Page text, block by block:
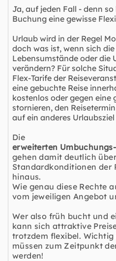
Ja, auf jeden Fall - denn
Buchung eine gewisse
Urlaub wird in der Regel
doch was ist, wenn sich
Lebensumstände oder die
verändern? Für solche
Flex-Tarife der
eine gebuchte Reise
kostenlos oder gegen eine
stornieren, den
auf ein anderes
Die
erweiterten
gehen damit deutlich
Standardkonditionen der
hinaus.
Wie genau diese Rechte
vom jeweiligen Angebot
Wer also früh bucht und
kann sich attraktive
trotzdem flexibel. Wichtig
müssen zum Zeitpunkt
werden!